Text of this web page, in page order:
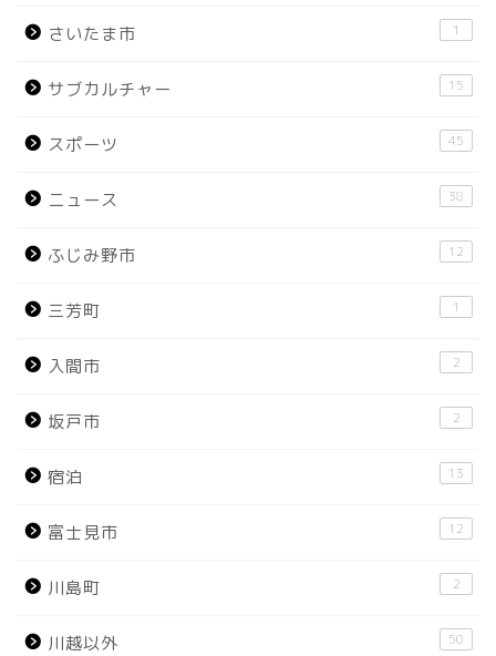
さいたま市 1
サブカルチャー 15
スポーツ 45
ニュース 38
ふじみ野市 12
三芳町 1
入間市 2
坂戸市 2
宿泊 13
富士見市 12
川島町 2
川越以外 50